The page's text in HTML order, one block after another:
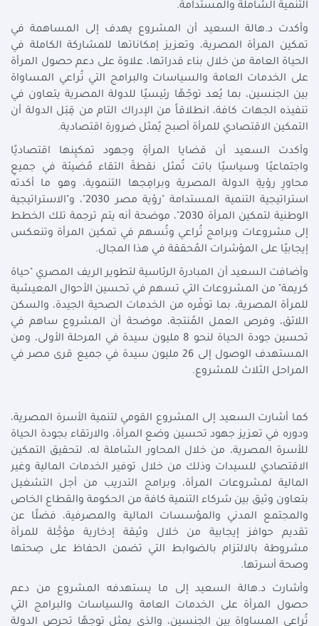
التنمية الشاملة والمستدامة.
وأكدت د.هالة السعيد أن المشروع يهدف إلى المساهمة في
تمكين المرأة المصرية، وتعزيز إمكاناتها للمشاركة الكاملة في
الحياة العامة من خلال بناء قدراتها، علاوة على دعم حصول المرأة
على الخدمات العامة والسياسات والبرامج التي تُراعي المساواة
بين الجنسين، بما يُعد توجّهًا رئيسيًا للدولة المصرية يتعاون في
تنفيذه الجهات كافة، انطلاقاً من الإدراك التام من قِبَل الدولة أن
التمكين الاقتصادي للمرأة أصبح يُمثل ضرورة اقتصادية.
وأكدت السعيد أن قضايا المرأةِ وجهود تمكيِنها اقتصاديًا
واجتماعيًا وسياسيًا باتت تُمثل نقطةَ التقاء مُضيئة في جميعِ
محاورِ رؤيةِ الدولة المصرية وبرامِجها التنموية، وهو ما أكدته
استراتيجية التنمية المستدامة "رؤية مصر 2030"، و"الاستراتيجية
الوطنية لتمكين المرأة 2030"، موضحة أنه يتم ترجمة تلك الخطط
إلى مشروعات وبرامج تُراعي وتُسهم في تمكين المرأة وتنعكس
إيجابيًا على المؤشرات المُحققة في هذا المجال.
وأضافت السعيد أن المبادرة الرئاسية لتطوير الريف المصري "حياة
كريمة" من المشروعات التي تسهم في تحسين الأحوال المعيشية
للمرأة المصرية، بما توفّره من الخدمات الصحية الجيدة، والسكن
اللائق، وفرص العمل المُنتجة، موضحة أن المشروع ساهم في
تحسين جودة الحياة لنحو 8 مليون سيدة في المرحلة الأولى، ومن
المستهدف الوصول إلى 26 مليون سيدة في جميع قرى مصر في
المراحل الثلاث للمشروع.
كما أشارت السعيد إلى المشروع القومي لتنمية الأسرة المصرية،
ودوره في تعزيز جهود تحسين وضع المرأة، والارتقاء بجودة الحياة
للأسرة المصرية، من خلال المحاور الشاملة له، لتحقيق التمكين
الاقتصادي للسيدات وذلك من خلال توفير الخدمات المالية وغير
المالية لمشروعات المرأة، وبرامج التدريب من أجل التشغيل
بتعاون وثيق بين شركاء التنمية كافة من الحكومة والقطاع الخاص
والمجتمع المدني والمؤسسات المالية والمصرفية، فضلًا عن
تقديم حوافز إيجابية من خلال وثيقة إدخارية مؤجَّلة للمرأة
مشروطة بالالتزام بالضوابط التي تضمن الحفاظ على صِحتها
وصحة أسرتها.
وأشارت د.هالة السعيد إلى ما يستهدفه المشروع من دعم
حصول المرأة على الخدمات العامة والسياسات والبرامج التي
تُراعي المساواة بين الجنسين، والذي يمثل توجهًا تحرص الدولة